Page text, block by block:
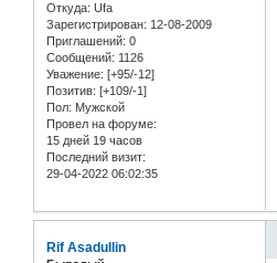
Откуда: Ufa
Зарегистрирован: 12-08-2009
Приглашений: 0
Сообщений: 1126
Уважение: [+95/-12]
Позитив: [+109/-1]
Пол: Мужской
Провел на форуме:
15 дней 19 часов
Последний визит:
29-04-2022 06:02:35
Rif Asadullin